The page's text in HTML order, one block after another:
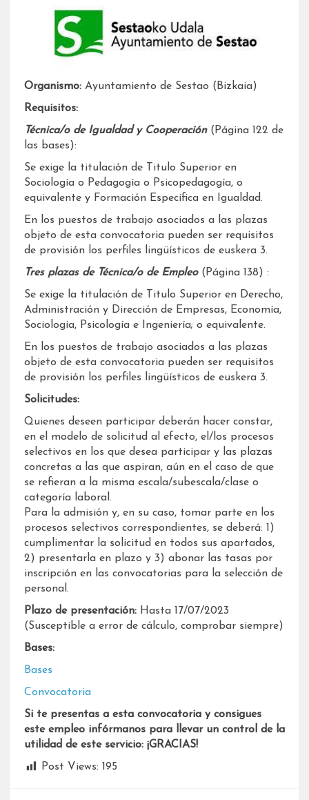
Organismo: Ayuntamiento de Sestao (Bizkaia)
Requisitos:
Técnica/o de Igualdad y Cooperación(Página 122 de
las bases):
Se exige la titulación de Titulo Superior en
Sociología o Pedagogía o Psicopedagogía, o
equivalente y Formación Específica en Igualdad.
En los puestos de trabajo asociados a las plazas
objeto de esta convocatoria pueden ser requisitos
de provisión los perfiles lingüísticos de euskera 3.
Tres plazas de Técnica/o de Empleo(Página 138) :
Se exige la titulación de Titulo Superior en Derecho,
Administración y Dirección de Empresas, Economía,
Sociología, Psicología e Ingeniería; o equivalente.
En los puestos de trabajo asociados a las plazas
objeto de esta convocatoria pueden ser requisitos
de provisión los perfiles lingüísticos de euskera 3.
Solicitudes:
Quienes deseen participar deberán hacer constar,
en el modelo de solicitud al efecto, el/los procesos
selectivos en los que desea participar y las plazas
concretas a las que aspiran, aún en el caso de que
se refieran a la misma escala/subescala/clase o
categoría laboral.
Para la admisión y, en su caso, tomar parte en los
procesos selectivos correspondientes, se deberá: 1)
cumplimentar la solicitud en todos sus apartados,
2) presentarla en plazo y 3) abonar las tasas por
inscripción en las convocatorias para la selección de
personal.
Plazo de presentación: Hasta 17/07/2023
(Susceptible a error de cálculo, comprobar siempre)
Bases:
Bases
Convocatoria
Si te presentas a esta convocatoria y consigues
este empleo infórmanos para llevar un control de la
utilidad de este servicio: ¡GRACIAS!
Post Views: 195